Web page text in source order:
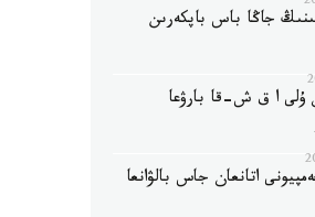
جاڭا باس باپكەرىن
ۇلى ا ق ش-قا بارۋعا
اتانعان جاس بالۋانعا